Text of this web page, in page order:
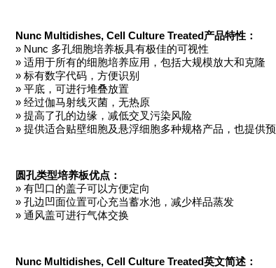
Nunc Multidishes, Cell Culture Treated产品特性：
» Nunc 多孔细胞培养板具有极佳的可视性
» 适用于所有的细胞培养应用，包括大规模放大和克隆
» 标有数字代码，方便识别
» 平底，可进行堆叠放置
» 经过伽马射线灭菌，无热原
» 提高了孔的边缘，减低交叉污染风险
» 提供适合贴壁细胞及悬浮细胞多种规格产品，也提供
圆孔类型培养板优点：
» 有凹口的盖子可以方便定向
» 孔边凹面位置可心充当蓄水池，减少样品蒸发
» 通风盖可进行气体交换
Nunc Multidishes, Cell Culture Treated英文简述：